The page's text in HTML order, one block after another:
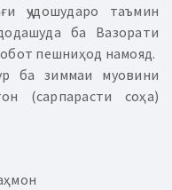
ҷудошударо таъмин
ба Вазорати
пешниҳод намояд.
ба зиммаи муовини
(сарпарасти соҳа)